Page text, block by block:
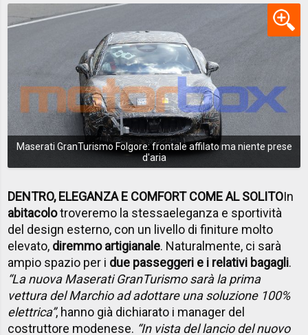
Maserati GranTurismo Folgore: frontale affilato ma niente prese
d'aria
DENTRO, ELEGANZA E COMFORT COME AL SOLITOIn
abitacolotroveremo la stessaeleganza e sportività
del design esterno, con un livello di finiture molto
elevato, diremmo artigianale. Naturalmente, ci sarà
ampio spazio per i due passeggeri e i relativi bagagli.
“La nuova Maserati GranTurismo sarà la prima
vettura del Marchio ad adottare una soluzione 100%
elettrica”, hanno già dichiarato i manager del
costruttore modenese. “In vista del lancio del nuovo